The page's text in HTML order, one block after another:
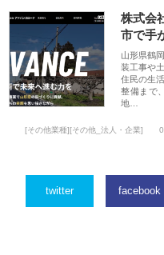
株式会
市で手
山形県鶴
装工事や
住民の生
整備まで
地…
[その他業種][その他_法人・企業]
twitter facebook